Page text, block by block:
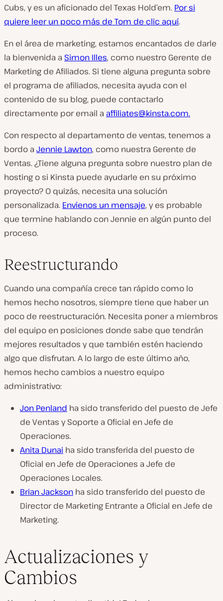
Cubs, y es un aficionado del Texas Hold’em. Por si
quiere leer un poco más de Tom de clic aquí.
En el área de marketing, estamos encantados de darle
la bienvenida a Simon Illes, como nuestro Gerente de
Marketing de Afiliados. Si tiene alguna pregunta sobre
el programa de afiliados, necesita ayuda con el
contenido de su blog, puede contactarlo
directamente por email a affiliates@kinsta.com.
Con respecto al departamento de ventas, tenemos a
bordo a Jennie Lawton, como nuestra Gerente de
Ventas. ¿Tiene alguna pregunta sobre nuestro plan de
hosting o si Kinsta puede ayudarle en su próximo
proyecto? O quizás, necesita una solución
personalizada. Envíenos un mensaje, y es probable
que termine hablando con Jennie en algún punto del
proceso.
Reestructurando
Cuando una compañía crece tan rápido como lo
hemos hecho nosotros, siempre tiene que haber un
poco de reestructuración. Necesita poner a miembros
del equipo en posiciones donde sabe que tendrán
mejores resultados y que también estén haciendo
algo que disfrutan. A lo largo de este último año,
hemos hecho cambios a nuestro equipo
administrativo:
Jon Penland ha sido transferido del puesto de Jefe
de Ventas y Soporte a Oficial en Jefe de
Operaciones.
Anita Dunai ha sido transferida del puesto de
Oficial en Jefe de Operaciones a Jefe de
Operaciones Locales.
Brian Jackson ha sido transferido del puesto de
Director de Marketing Entrante a Oficial en Jefe de
Marketing.
Actualizaciones y
Cambios